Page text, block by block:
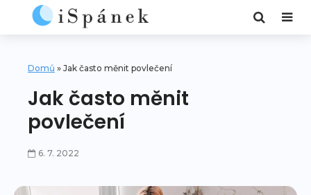
Domů » Jak často měnit povlečení
Jak často měnit
povlečení
6. 7. 2022